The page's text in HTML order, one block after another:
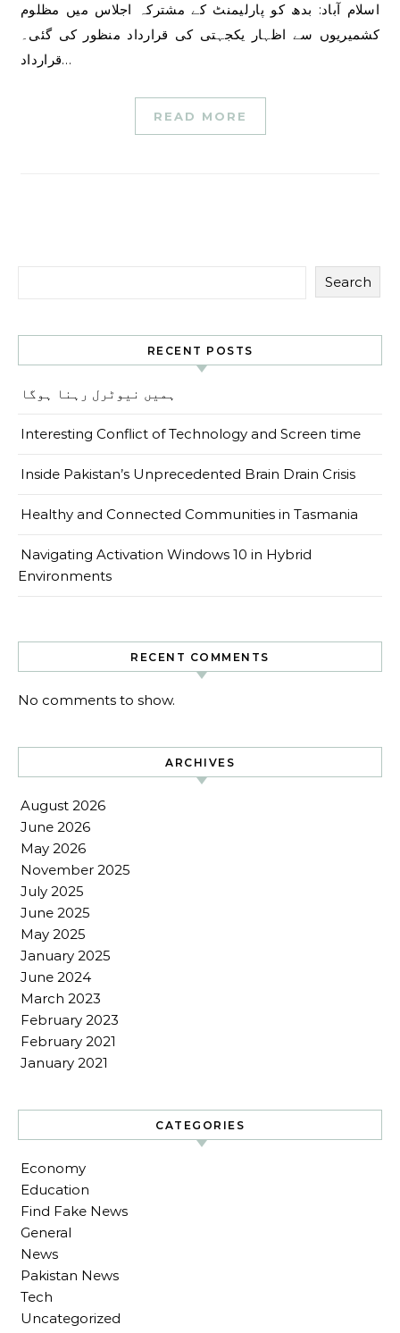
اسلام آباد: بدھ کو پارلیمنٹ کے مشترکہ اجلاس میں مظلوم
کشمیریوں سے اظہار یکجہتی کی قرارداد منظور کی گئی۔
قرارداد…
READ MORE
Search
RECENT POSTS
ہمیں نیوٹرل رہنا ہوگا
Interesting Conflict of Technology and Screen time
Inside Pakistan’s Unprecedented Brain Drain Crisis
Healthy and Connected Communities in Tasmania
Navigating Activation Windows 10 in Hybrid
Environments
RECENT COMMENTS
No comments to show.
ARCHIVES
August 2026
June 2026
May 2026
November 2025
July 2025
June 2025
May 2025
January 2025
June 2024
March 2023
February 2023
February 2021
January 2021
CATEGORIES
Economy
Education
Find Fake News
General
News
Pakistan News
Tech
Uncategorized